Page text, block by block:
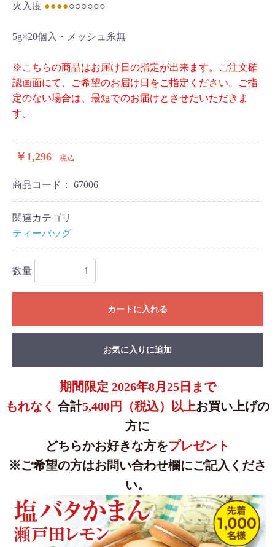
火入度 ●●●●○○○○○○
5g×20個入・メッシュ糸無
※こちらの商品はお届け日の指定が出来ます。ご注文確
認画面にて、ご希望のお届け日をご指定ください。ご指
定のない場合は、最短でのお届けとさせたいただきま
す。
￥1,296 税込
商品コード： 67006
関連カテゴリ
ティーバッグ
数量
カートに入れる
お気に入りに追加
期間限定 2026年8月25日まで
もれなく 合計5,400円（税込）以上お買い上げの
方に
どちらかお好きな方をプレゼント
※ご希望の方はお問い合わせ欄にご記入くださ
い。